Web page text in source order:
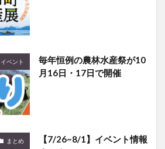
イベント
毎年恒例の農林水産祭が10
月16日・17日で開催
まとめ
【7/26~8/1】イベント情報